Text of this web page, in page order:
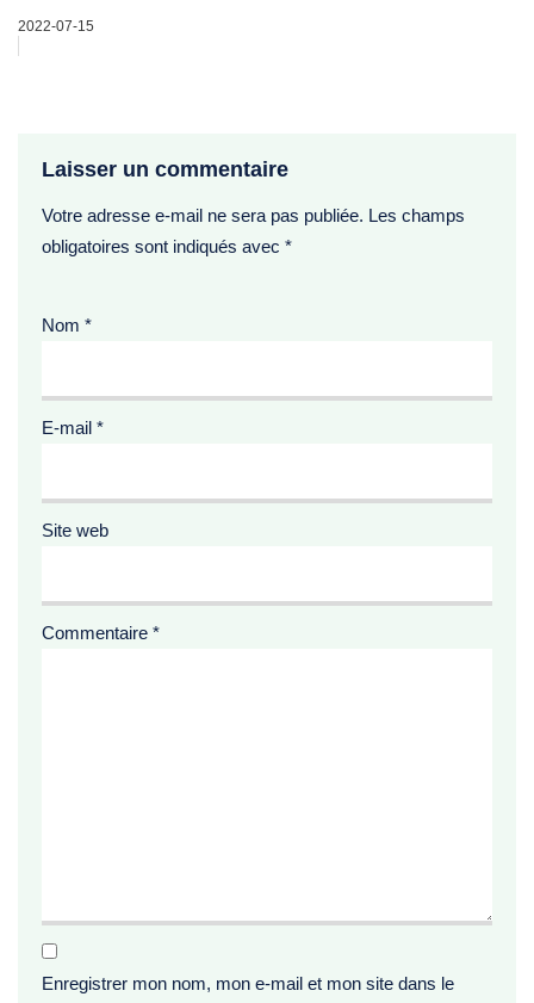
2022-07-15
Laisser un commentaire
Votre adresse e-mail ne sera pas publiée. Les champs
obligatoires sont indiqués avec *
Nom *
E-mail *
Site web
Commentaire *
Enregistrer mon nom, mon e-mail et mon site dans le